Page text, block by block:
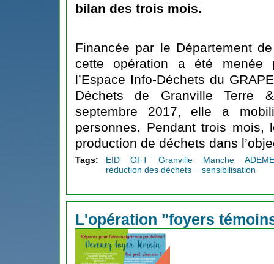
bilan des trois mois.
Financée par le Département
cette opération a été menée
l’Espace Info-Déchets du GRAPE
Déchets de Granville Terre
septembre 2017, elle a
personnes. Pendant trois
production de déchets dans
Tags: EID OFT Granville Manche
ADEME
réduction des déchets
sensibilisation
L'opération "foyers